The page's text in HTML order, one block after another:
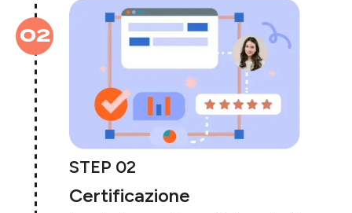
STEP 02
Certificazione
02